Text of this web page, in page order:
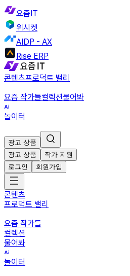
요즘IT
위시켓
AIDP - AX
Rise ERP
콘텐츠프로덕트 밸리
요즘 작가들컬렉션물어봐
놀이터
광고 상품
광고 상품
작가 지원
로그인
회원가입
콘텐츠
프로덕트 밸리
요즘 작가들
컬렉션
물어봐
놀이터